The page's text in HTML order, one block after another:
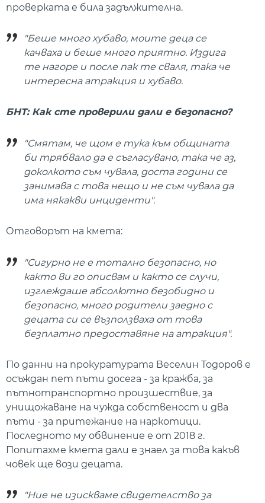
проверката е била задължителна.
"Беше много хубаво, моите деца се
качваха и беше много приятно. Издига
те нагоре и после пак те сваля, така че
интересна атракция и хубаво.
БНТ: Как сте проверили дали е безопасно?
"Смятам, че щом е тука към общината
би трябвало да е съгласувано, така че аз,
доколкото съм чувала, доста години се
занимава с това нещо и не съм чувала да
има някакви инциденти".
Отговорът на кмета:
"Сигурно не е тотално безопасно, но
както ви го описвам и както се случи,
изглеждаше абсолютно безобидно и
безопасно, много родители заедно с
децата си се възползваха от това
безплатно предоставяне на атракция".
По данни на прокуратурата Веселин Тодоров е
осъждан пет пъти досега - за кражба, за
пътнотранспортно произшествие, за
унищожаване на чужда собственост и два
пъти - за притежание на наркотици.
Последното му обвинение е от 2018 г.
Попитахме кмета дали е знаел за това какъв
човек ще вози децата.
"Ние не изискваме свидетелство за